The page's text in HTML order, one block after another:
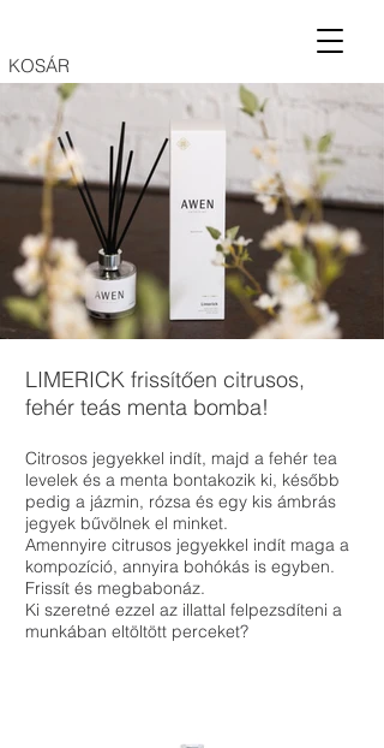
KOSÁR
LIMERICK frissítően citrusos,
fehér teás menta bomba!
Citrosos jegyekkel indít, majd a fehér tea
levelek és a menta bontakozik ki, később
pedig a jázmin, rózsa és egy kis ámbrás
jegyek bűvölnek el minket.
Amennyire citrusos jegyekkel indít maga a
kompozíció, annyira bohókás is egyben.
Frissít és megbabonáz.
Ki szeretné ezzel az illattal felpezsdíteni a
munkában eltöltött perceket?